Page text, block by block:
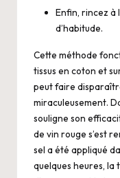
Enfin, rincez à
d’habitude.
Cette méthode
tissus en coton et
peut faire
miraculeusement.
souligne son
de vin rouge s’est
sel a été appliqué
quelques heures,